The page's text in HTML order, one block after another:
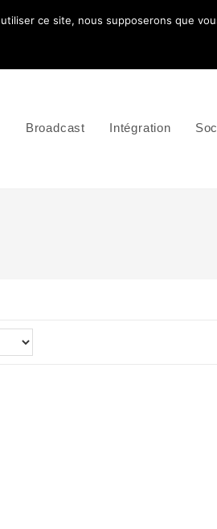
Broadcast Intégration
ce site, nous supposerons que